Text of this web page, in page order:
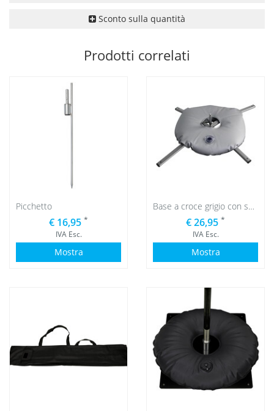
Sconto sulla quantità
Prodotti correlati
Picchetto
€ 16,95 *
IVA Esc.
Mostra
Base a croce grigio con sacca d'acqua grigio
€ 26,95 *
IVA Esc.
Mostra